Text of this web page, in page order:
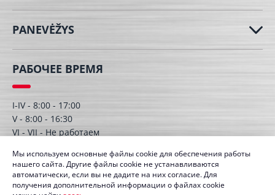
PANEVĖŽYS
РАБОЧЕЕ ВРЕМЯ
I-IV - 8:00 - 17:00
V - 8:00 - 16:30
VI - VII - Hе работаем
Мы используем основные файлы cookie для обеспечения работы
нашего сайта. Другие файлы cookie не устанавливаются
автоматически, если вы не дадите на них согласие. Для
получения дополнительной информации о файлах cookie